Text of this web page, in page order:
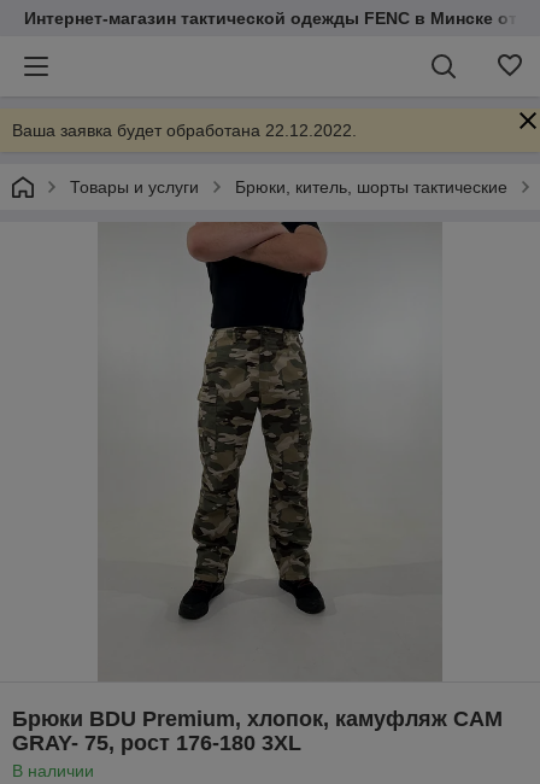
Интернет-магазин тактической одежды FENC в Минске от
Ваша заявка будет обработана 22.12.2022.
Товары и услуги Брюки, китель, шорты тактические
Брюки BDU Premium, хлопок, камуфляж CAM
GRAY- 75, рост 176-180 3XL
В наличии